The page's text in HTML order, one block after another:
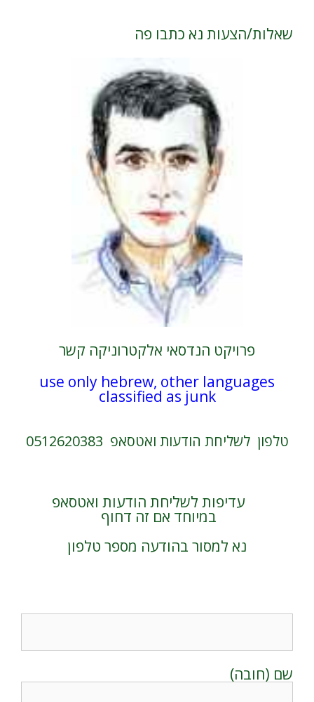
שאלות/הצעות נא כתבו פה
פרויקט הנדסאי אלקטרוניקה קשר
use only hebrew, other languages
classified as junk
טלפון לשליחת הודעות ואטסאפ 0512620383
עדיפות לשליחת הודעות ואטסאפ
במיוחד אם זה דחוף
נא למסור בהודעה מספר טלפון
שם (חובה)